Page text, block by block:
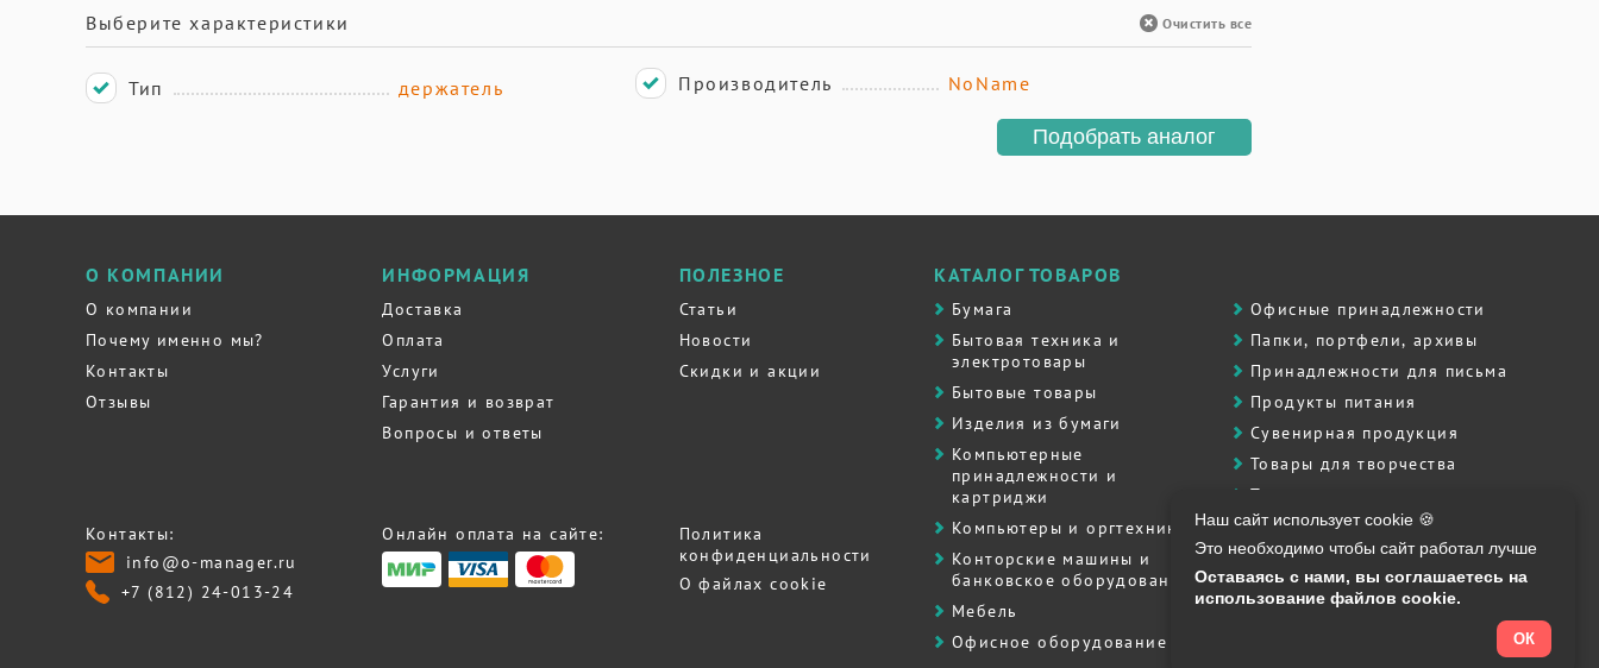
Выберите характеристики Очистить все
Тип держатель Производитель NoName
Подобрать аналог
О КОМПАНИИ
О компании
Почему именно мы?
Контакты
Отзывы
ИНФОРМАЦИЯ
Доставка
Оплата
Услуги
Гарантия и возврат
Вопросы и ответы
ПОЛЕЗНОЕ
Статьи
Новости
Скидки и акции
Контакты:
info@o-manager.ru
+7 (812) 24-013-24
Онлайн оплата на сайте:
Политика
конфиденциальности
О файлах cookie
КАТАЛОГ ТОВАРОВ
Бумага
Бытовая техника и
электротовары
Бытовые товары
Изделия из бумаги
Компьютерные
принадлежности и
картриджи
Компьютеры и оргтехника
Контоpские машины и
банковское оборудование
Мебель
Офисное оборудование
Офисные принадлежности
Папки, портфели, архивы
Принадлежности для письма
Продукты питания
Сувенирная продукция
Товары для творчества
Товары для школы
Хозяйственные товары
Штемпельная продукция
Полиграфия, печати, штампы
Наш сайт использует cookie 🍪
Это необходимо чтобы сайт работал лучше
Оставаясь с нами, вы соглашаетесь на
использование файлов cookie.
ОК